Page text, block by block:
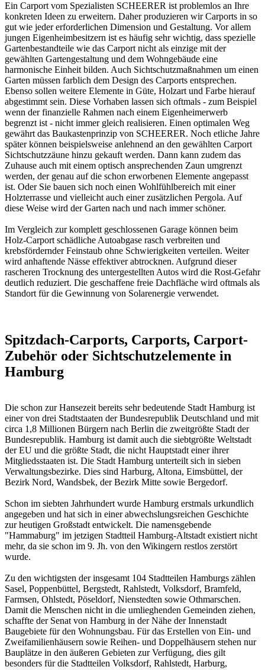
Ein Carport vom Spezialisten SCHEERER ist problemlos an Ihre
konkreten Ideen zu erweitern. Daher produzieren wir Carports in so
gut wie jeder erforderlichen Dimension und Gestaltung. Vor allem
jungen Eigenheimbesitzern ist es häufig sehr wichtig, dass spezielle
Gartenbestandteile wie das Carport nicht als einzige mit der
gewählten Gartengestaltung und dem Wohngebäude eine
harmonische Einheit bilden. Auch Sichtschutzmaßnahmen um einen
Garten müssen farblich dem Design des Carports entsprechen.
Ebenso sollen weitere Elemente in Güte, Holzart und Farbe hierauf
abgestimmt sein. Diese Vorhaben lassen sich oftmals - zum Beispiel
wenn der finanzielle Rahmen nach einem Eigenheimerwerb
begrenzt ist - nicht immer gleich realisieren. Einen optimalen Weg
gewährt das Baukastenprinzip von SCHEERER. Noch etliche Jahre
später können beispielsweise anlehnend an den gewählten Carport
Sichtschutzzäune hinzu gekauft werden. Dann kann zudem das
Zuhause auch mit einem optisch ansprechenden Zaun umgrenzt
werden, der genau auf die schon erworbenen Elemente angepasst
ist. Oder Sie bauen sich noch einen Wohlfühlbereich mit einer
Holzterrasse und vielleicht auch einer zusätzlichen Pergola. Auf
diese Weise wird der Garten nach und nach immer schöner.
Im Vergleich zur komplett geschlossenen Garage können beim
Holz-Carport schädliche Autoabgase rasch verbreiten und
krebsfördernder Feinstaub ohne Schwierigkeiten verteilen. Weiter
wird anhaftende Nässe effektiver abtrocknen. Aufgrund dieser
rascheren Trocknung des untergestellten Autos wird die Rost-Gefahr
deutlich reduziert. Die geschaffene freie Dachfläche wird oftmals als
Standort für die Gewinnung von Solarenergie verwendet.
Spitzdach-Carports, Carports, Carport-
Zubehör oder Sichtschutzelemente in
Hamburg
Die schon zur Hansezeit bereits sehr bedeutende Stadt Hamburg ist
einer von drei Stadtstaaten der Bundesrepublik Deutschland und mit
circa 1,8 Millionen Bürgern nach Berlin die zweitgrößte Stadt der
Bundesrepublik. Hamburg ist damit auch die siebtgrößte Weltstadt
der EU und die größte Stadt, die nicht Hauptstadt einer ihrer
Mitgliedsstaaten ist. Die Stadt Hamburg unterteilt sich in sieben
Verwaltungsbezirke. Dies sind Harburg, Altona, Eimsbüttel, der
Bezirk Nord, Wandsbek, der Bezirk Mitte sowie Bergedorf.
Schon im siebten Jahrhundert wurde Hamburg erstmals urkundlich
angegeben und hat sich in einer abwechslungsreichen Geschichte
zur heutigen Großstadt entwickelt. Die namensgebende
"Hammaburg" im jetzigen Stadtteil Hamburg-Altstadt existiert nicht
mehr, da sie schon im 9. Jh. von den Wikingern restlos zerstört
wurde.
Zu den wichtigsten der insgesamt 104 Stadtteilen Hamburgs zählen
Sasel, Poppenbüttel, Bergstedt, Rahlstedt, Volksdorf, Bramfeld,
Farmsen, Ohlstedt, Pöseldorf, Nienstedten sowie Othmarschen.
Damit die Menschen nicht in die umlieghenden Gemeinden ziehen,
schaffte der Senat von Hamburg in der Nähe der Innenstadt
Baugebiete für den Wohnungsbau. Für das Erstellen von Ein- und
Zweifamilienhäusern sowie Reihen- und Doppelhäusern stehen nur
Bauplätze in den äußeren Gebieten zur Verfügung, dies gilt
besonders für die Stadtteilen Volksdorf, Rahlstedt, Harburg,